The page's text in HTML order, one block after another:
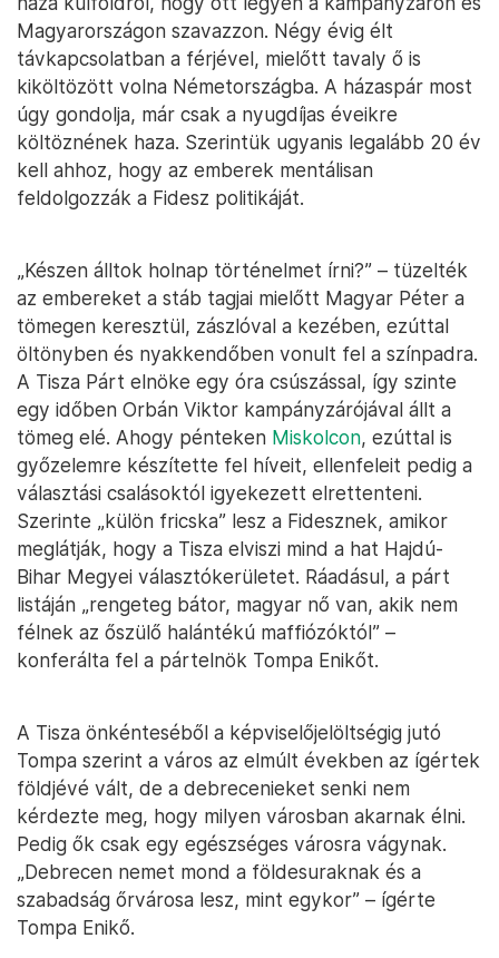
Magyarországon szavazzon. Négy évig élt
távkapcsolatban a férjével, mielőtt tavaly ő is
kiköltözött volna Németországba. A házaspár most
úgy gondolja, már csak a nyugdíjas éveikre
költöznének haza. Szerintük ugyanis legalább 20 év
kell ahhoz, hogy az emberek mentálisan
feldolgozzák a Fidesz politikáját.
„Készen álltok holnap történelmet írni?” – tüzelték
az embereket a stáb tagjai mielőtt Magyar Péter a
tömegen keresztül, zászlóval a kezében, ezúttal
öltönyben és nyakkendőben vonult fel a színpadra.
A Tisza Párt elnöke egy óra csúszással, így szinte
egy időben Orbán Viktor kampányzárójával állt a
tömeg elé. Ahogy pénteken Miskolcon, ezúttal is
győzelemre készítette fel híveit, ellenfeleit pedig a
választási csalásoktól igyekezett elrettenteni.
Szerinte „külön fricska” lesz a Fidesznek, amikor
meglátják, hogy a Tisza elviszi mind a hat Hajdú-
Bihar Megyei választókerületet. Ráadásul, a párt
listáján „rengeteg bátor, magyar nő van, akik nem
félnek az őszülő halántékú maffiózóktól” –
konferálta fel a pártelnök Tompa Enikőt.
A Tisza önkénteséből a képviselőjelöltségig jutó
Tompa szerint a város az elmúlt években az ígértek
földjévé vált, de a debrecenieket senki nem
kérdezte meg, hogy milyen városban akarnak élni.
Pedig ők csak egy egészséges városra vágynak.
„Debrecen nemet mond a földesuraknak és a
szabadság őrvárosa lesz, mint egykor” – ígérte
Tompa Enikő.